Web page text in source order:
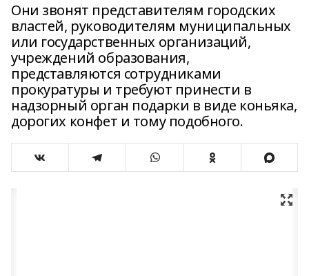
Они звонят представителям городских
властей, руководителям муниципальных
или государственных организаций,
учреждений образования,
представляются сотрудниками
прокуратуры и требуют принести в
надзорный орган подарки в виде коньяка,
дорогих конфет и тому подобного.